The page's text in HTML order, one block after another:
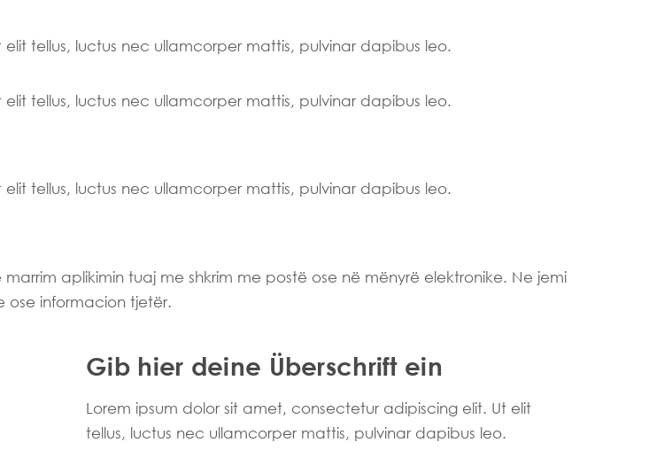
tellus, luctus nec ullamcorper mattis, pulvinar dapibus leo.
tellus, luctus nec ullamcorper mattis, pulvinar dapibus leo.
tellus, luctus nec ullamcorper mattis, pulvinar dapibus leo.
aplikimin tuaj me shkrim me postë ose në mënyrë elektronike. Ne jemi
ose informacion tjetër.
Gib hier deine Überschrift ein
Lorem ipsum dolor sit amet, consectetur adipiscing elit. Ut elit
tellus, luctus nec ullamcorper mattis, pulvinar dapibus leo.